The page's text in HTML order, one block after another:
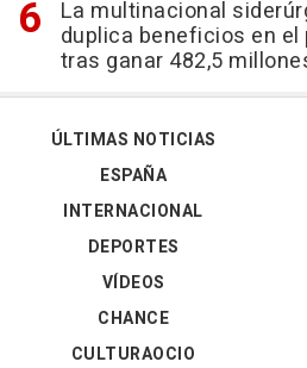
La multinacional
duplica beneficios en
tras ganar 482,5
ÚLTIMAS NOTICIAS
ESPAÑA
INTERNACIONAL
DEPORTES
VÍDEOS
CHANCE
CULTURAOCIO